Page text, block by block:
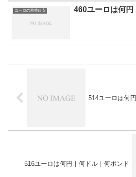
ユーロの両替目安 460ユーロは何円
514ユーロは何
516ユーロは何円｜何ドル｜何ポンド